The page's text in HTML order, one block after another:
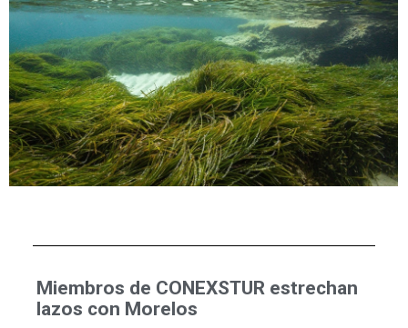
Miembros de CONEXSTUR estrechan
lazos con Morelos